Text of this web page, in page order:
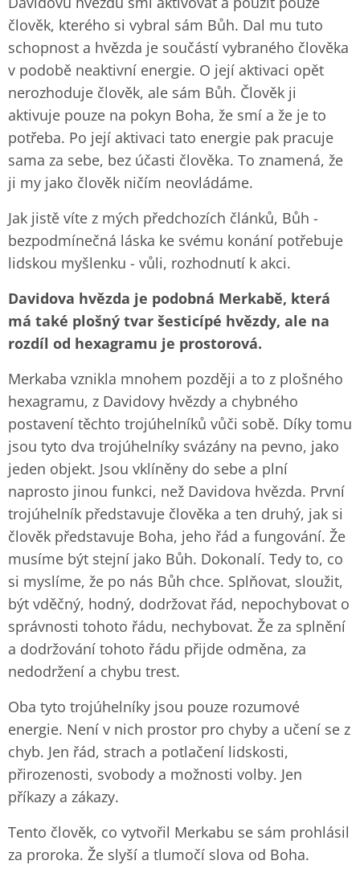
člověk, kterého si vybral sám Bůh. Dal mu tuto
schopnost a hvězda je součástí vybraného člověka
v podobě neaktivní energie. O její aktivaci opět
nerozhoduje člověk, ale sám Bůh. Člověk ji
aktivuje pouze na pokyn Boha, že smí a že je to
potřeba. Po její aktivaci tato energie pak pracuje
sama za sebe, bez účasti člověka. To znamená, že
ji my jako člověk ničím neovládáme.
Jak jistě víte z mých předchozích článků, Bůh -
bezpodmínečná láska ke svému konání potřebuje
lidskou myšlenku - vůli, rozhodnutí k akci.
Davidova hvězda je podobná Merkabě, která
má také plošný tvar šesticípé hvězdy, ale na
rozdíl od hexagramu je prostorová.
Merkaba vznikla mnohem později a to z plošného
hexagramu, z Davidovy hvězdy a chybného
postavení těchto trojúhelníků vůči sobě. Díky tomu
jsou tyto dva trojúhelníky svázány na pevno, jako
jeden objekt. Jsou vklíněny do sebe a plní
naprosto jinou funkci, než Davidova hvězda. První
trojúhelník představuje člověka a ten druhý, jak si
člověk představuje Boha, jeho řád a fungování. Že
musíme být stejní jako Bůh. Dokonalí. Tedy to, co
si myslíme, že po nás Bůh chce. Splňovat, sloužit,
být vděčný, hodný, dodržovat řád, nepochybovat o
správnosti tohoto řádu, nechybovat. Že za splnění
a dodržování tohoto řádu přijde odměna, za
nedodržení a chybu trest.
Oba tyto trojúhelníky jsou pouze rozumové
energie. Není v nich prostor pro chyby a učení se z
chyb. Jen řád, strach a potlačení lidskosti,
přirozenosti, svobody a možnosti volby. Jen
příkazy a zákazy.
Tento člověk, co vytvořil Merkabu se sám prohlásil
za proroka. Že slyší a tlumočí slova od Boha.